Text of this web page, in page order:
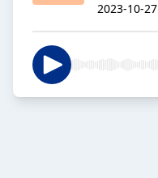
2023-10-27